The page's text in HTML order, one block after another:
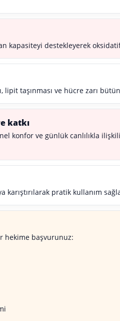
kapasiteyi destekleyerek
taşınması ve hücre zarı
katkı
konfor ve günlük canlılıkla
pratik kullanım
hekime başvurunuz: